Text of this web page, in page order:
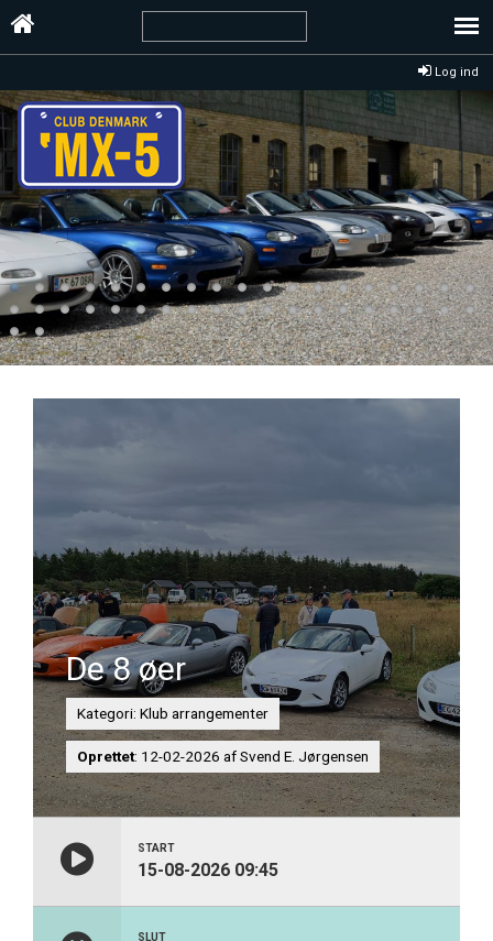
Log ind
De 8 øer
Kategori: Klub arrangementer
Oprettet: 12-02-2026 af Svend E. Jørgensen
START
15-08-2026 09:45
SLUT